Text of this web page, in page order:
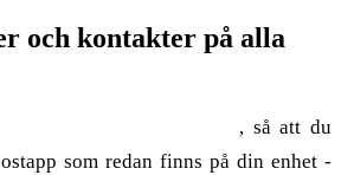
och kontakter på alla
, så att du
som redan finns på din enhet -